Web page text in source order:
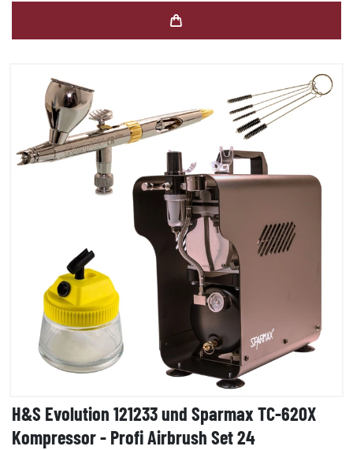
H&S Evolution 121233 und Sparmax TC-620X
Kompressor - Profi Airbrush Set 24